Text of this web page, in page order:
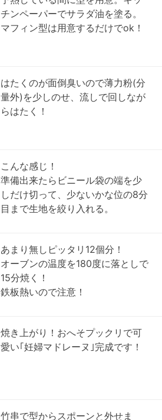
チンペーパーでサラダ油を塗る。
マフィン型は用意するだけでok！
はたくのが面倒臭いので薄力粉(分
量外)を少しのせ、流しで回しなが
らはたく！
こんな感じ！
準備出来たらビニール袋の端を少
しだけ切って、少ないかな位の8分
目まで生地を絞り入れる。
あまり無しピッタリ12個分！
オーブンの温度を180度に落としで
15分焼く！
鉄板熱いので注意！
焼き上がり！おへそプックリで可
愛い｢妊婦マドレーヌ｣完成です！
竹串で型からスポーンと外せま